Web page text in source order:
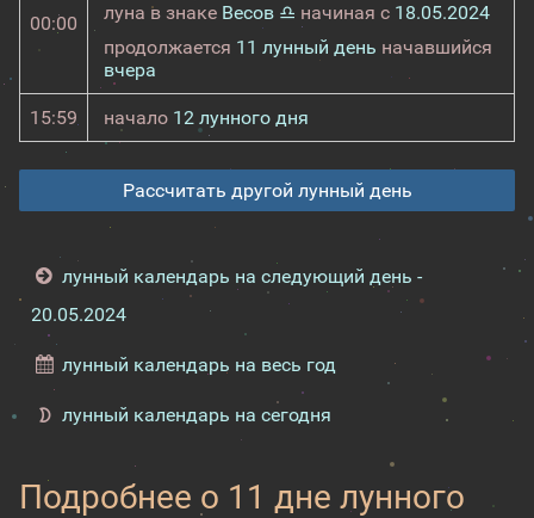
00:00
луна в знаке Весов ♎ начиная с 18.05.2024
продолжается 11 лунный день начавшийся
вчера
15:59 начало 12 лунного дня
Рассчитать другой лунный день
лунный календарь на следующий день -
20.05.2024
лунный календарь на весь год
лунный календарь на сегодня
Подробнее о 11 дне лунного